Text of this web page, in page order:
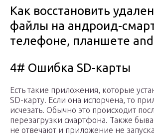
Как восстановить
файлы на андроид-
телефоне, планшете
4# Ошибка SD-карты
Есть такие приложения, которые
SD-карту. Если она испорчена, то
исчезать. Обычно это происходит
перезагрузки смартфона. Также
не отвечают и приложение не